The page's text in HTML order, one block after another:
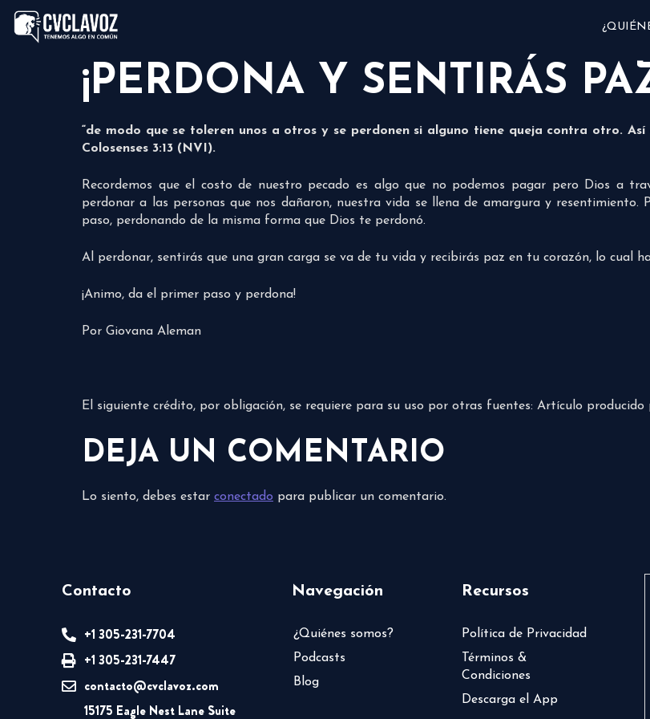
¡PERDONA Y SENTIRÁS
“de modo que se toleren unos a otros y se perdonen si alguno tiene queja contra otro.
Colosenses 3:13 (NVI).
Recordemos que el costo de nuestro pecado es algo que no podemos pagar pero Dios a
perdonar a las personas que nos dañaron, nuestra vida se llena de amargura y
paso, perdonando de la misma forma que Dios te perdonó.
Al perdonar, sentirás que una gran carga se va de tu vida y recibirás paz en tu corazón, lo cual
¡Animo, da el primer paso y perdona!
Por Giovana Aleman
El siguiente crédito, por obligación, se requiere para su uso por otras fuentes: Artículo
DEJA UN COMENTARIO
Lo siento, debes estar conectado para publicar un comentario.
Contacto
+1 305-231-7704
+1 305-231-7447
contacto@cvclavoz.com
15175 Eagle Nest Lane Suite
Navegación
¿Quiénes somos?
Podcasts
Blog
Recursos
Política de Privacidad
Términos &
Condiciones
Descarga el App